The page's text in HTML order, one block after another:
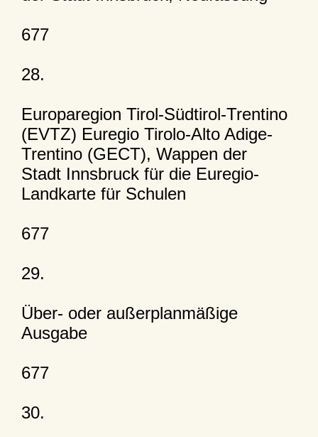
677
28.
Europaregion Tirol-Südtirol-Trentino
(EVTZ) Euregio Tirolo-Alto Adige-
Trentino (GECT), Wappen der
Stadt Innsbruck für die Euregio-
Landkarte für Schulen
677
29.
Über- oder außerplanmäßige
Ausgabe
677
30.